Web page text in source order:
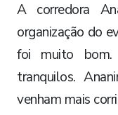
A corredora
organização do
foi muito
tranquilos.
venham mais